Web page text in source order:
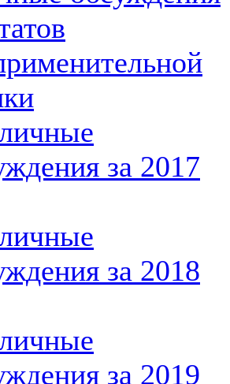
за 2017
за 2018
за 2019